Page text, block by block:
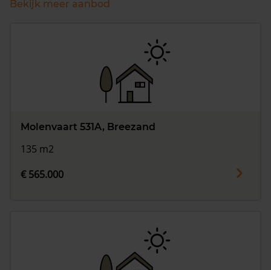
Bekijk meer aanbod
Molenvaart 531A, Breezand
135 m2
€ 565.000